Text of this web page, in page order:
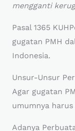
mengganti
Pasal 1365
gugatan PMH
Indonesia.
Unsur-Unsur
Agar gugatan
umumnya
Adanya